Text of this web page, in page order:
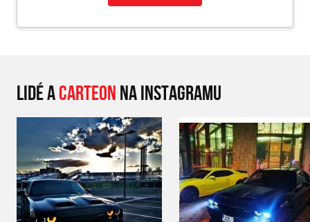
LIDÉ ACARTEON NA INSTAGRAMU